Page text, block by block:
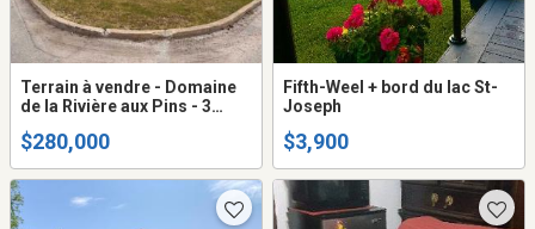
Terrain à vendre - Domaine
de la Rivière aux Pins - 3
$280,000
Fifth-Weel + bord du lac St-
Joseph
$3,900